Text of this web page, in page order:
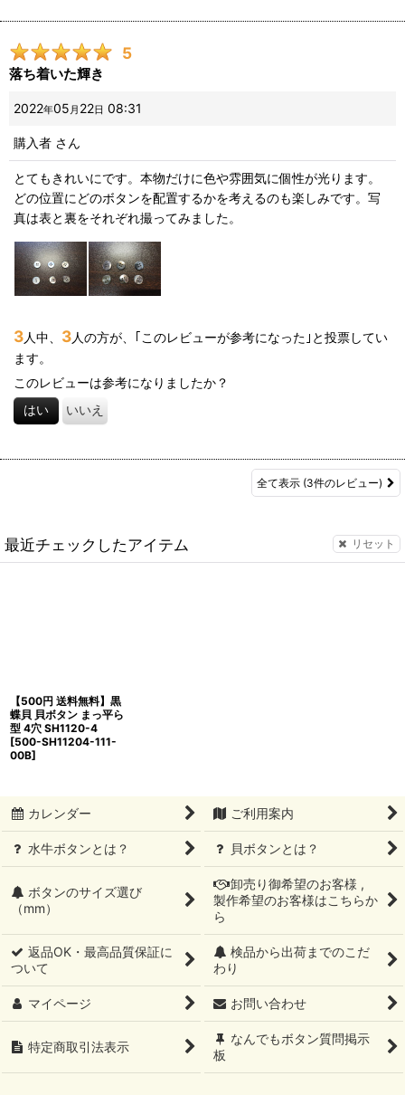
5
落ち着いた輝き
2022年05 月 22日 08:31
購入者 さん
とてもきれいにです。本物だけに色や雰囲気に個性が光ります。
どの位置にどのボタンを配置するかを考えるのも楽しみです。写
真は表と裏をそれぞれ撮ってみました。
3人中、 3人の方が、｢このレビューが参考になった｣と投票してい
ます。
このレビューは参考になりましたか？
はい いいえ
全て表示 (3件のレビュー)
最近チェックしたアイテム リセット
【500円 送料無料】黒
蝶貝 貝ボタン まっ平ら
型 4穴 SH1120-4
[500-SH11204-111-
00B]
カレンダー ご利用案内
水牛ボタンとは？ 貝ボタンとは？
ボタンのサイズ選び
（mm）
卸売り御希望のお客様 ,
製作希望のお客様はこちらか
ら
返品OK・最高品質保証に
ついて
検品から出荷までのこだ
わり
マイページ お問い合わせ
特定商取引法表示
なんでもボタン質問掲示
板